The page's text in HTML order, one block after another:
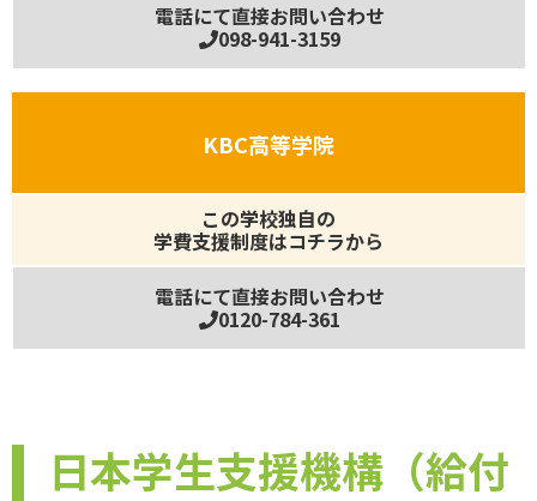
電話にて直接お問い合わせ
098-941-3159
KBC高等学院
この学校独自の
学費支援制度はコチラから
電話にて直接お問い合わせ
0120-784-361
日本学生支援機構（給付